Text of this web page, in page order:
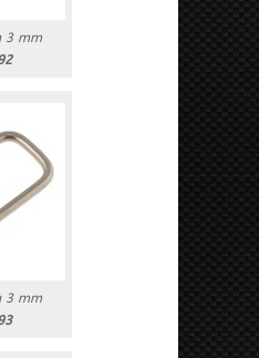
3 mm
3 mm